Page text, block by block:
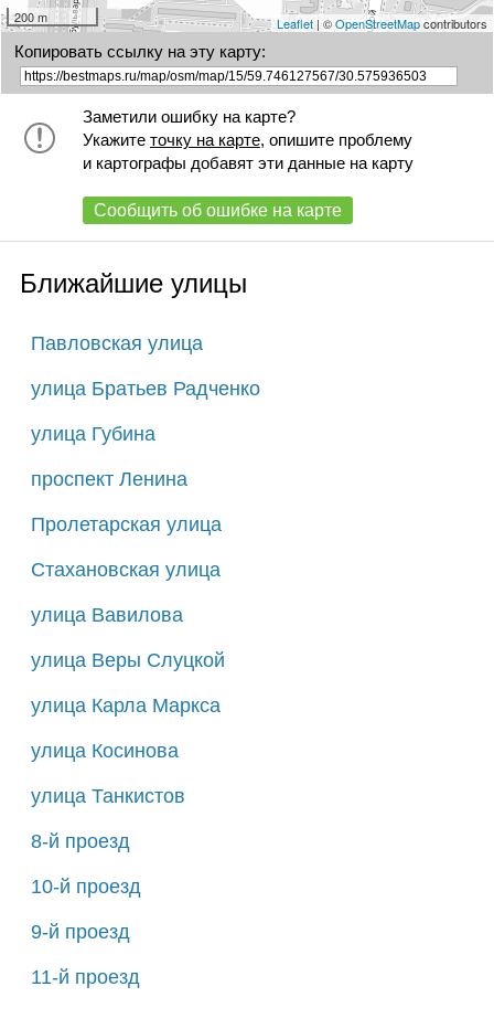
200 m Leaflet| ©OpenStreetMapcontributors
Копировать ссылку на эту карту:
Заметили ошибку на карте?
Укажите точку на карте, опишите проблему
и картографы добавят эти данные на карту
Сообщить об ошибке на карте
Ближайшие улицы
Павловская улица
улица Братьев Радченко
улица Губина
проспект Ленина
Пролетарская улица
Стахановская улица
улица Вавилова
улица Веры Слуцкой
улица Карла Маркса
улица Косинова
улица Танкистов
8-й проезд
10-й проезд
9-й проезд
11-й проезд